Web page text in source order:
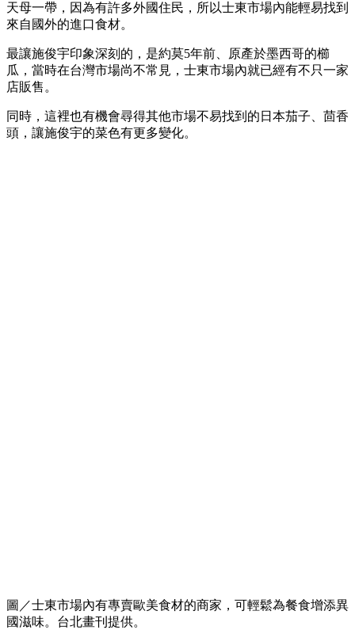
天母一帶，因為有許多外國住民，所以士東市場內能輕易找到
來自國外的進口食材。
最讓施俊宇印象深刻的，是約莫5年前、原產於墨西哥的櫛
瓜，當時在台灣市場尚不常見，士東市場內就已經有不只一家
店販售。
同時，這裡也有機會尋得其他市場不易找到的日本茄子、茴香
頭，讓施俊宇的菜色有更多變化。
圖／士東市場內有專賣歐美食材的商家，可輕鬆為餐食增添異
國滋味。台北畫刊提供。